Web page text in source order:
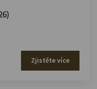
Zjistěte více